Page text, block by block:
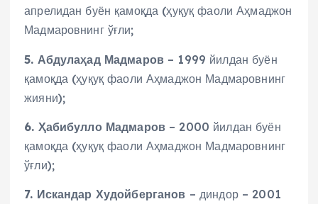
апрелидан буён қамоқда (ҳуқуқ фаоли Аҳмаджон
Мадмаровнинг ўғли;
5. Абдулаҳад Мадмаров – 1999 йилдан буён
қамоқда (ҳуқуқ фаоли Аҳмаджон Мадмаровнинг
жияни);
6. Ҳабибулло Мадмаров – 2000 йилдан буён
қамоқда (ҳуқуқ фаоли Аҳмаджон Мадмаровнинг
ўғли);
7. Искандар Худойберганов – диндор – 2001